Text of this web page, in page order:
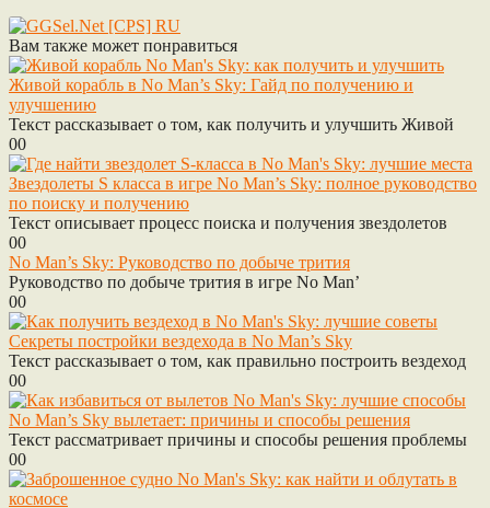
Вам также может понравиться
Живой корабль в No Man’s Sky: Гайд по получению и
улучшению
Текст рассказывает о том, как получить и улучшить Живой
00
Звездолеты S класса в игре No Man’s Sky: полное руководство
по поиску и получению
Текст описывает процесс поиска и получения звездолетов
00
No Man’s Sky: Руководство по добыче трития
Руководство по добыче трития в игре No Man’
00
Секреты постройки вездехода в No Man’s Sky
Текст рассказывает о том, как правильно построить вездеход
00
No Man’s Sky вылетает: причины и способы решения
Текст рассматривает причины и способы решения проблемы
00